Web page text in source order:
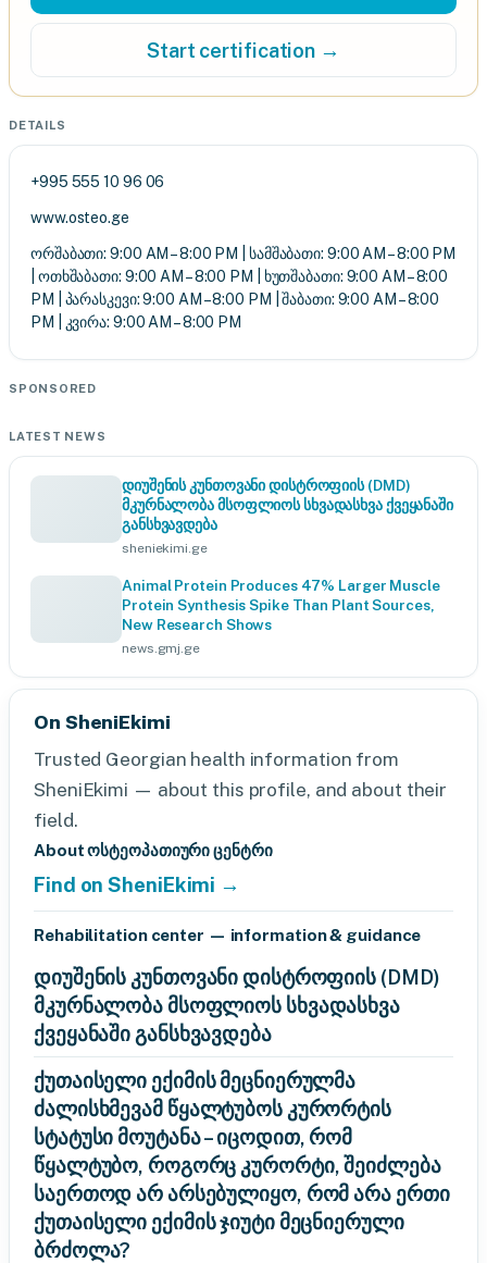
Start certification →
DETAILS
+995 555 10 96 06
www.osteo.ge
ორშაბათი: 9:00 AM – 8:00 PM | სამშაბათი: 9:00 AM – 8:00 PM
| ოთხშაბათი: 9:00 AM – 8:00 PM | ხუთშაბათი: 9:00 AM – 8:00
PM | პარასკევი: 9:00 AM – 8:00 PM | შაბათი: 9:00 AM – 8:00
PM | კვირა: 9:00 AM – 8:00 PM
SPONSORED
LATEST NEWS
დიუშენის კუნთოვანი დისტროფიის (DMD)
მკურნალობა მსოფლიოს სხვადასხვა ქვეყანაში
განსხვავდება
sheniekimi.ge
Animal Protein Produces 47% Larger Muscle
Protein Synthesis Spike Than Plant Sources,
New Research Shows
news.gmj.ge
On SheniEkimi
Trusted Georgian health information from
SheniEkimi — about this profile, and about their
field.
About ოსტეოპათიური ცენტრი
Find on SheniEkimi →
Rehabilitation center — information & guidance
დიუშენის კუნთოვანი დისტროფიის (DMD)
მკურნალობა მსოფლიოს სხვადასხვა
ქვეყანაში განსხვავდება
ქუთაისელი ექიმის მეცნიერულმა
ძალისხმევამ წყალტუბოს კურორტის
სტატუსი მოუტანა – იცოდით, რომ
წყალტუბო, როგორც კურორტი, შეიძლება
საერთოდ არ არსებულიყო, რომ არა ერთი
ქუთაისელი ექიმის ჯიუტი მეცნიერული
ბრძოლა?